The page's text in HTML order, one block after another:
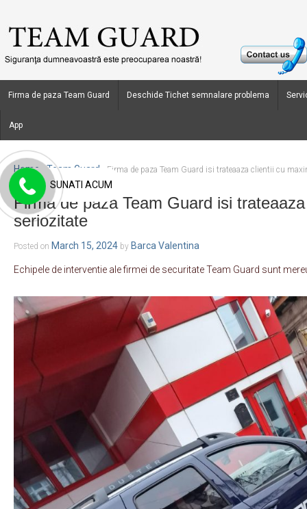
Firma de paza Team Guard Deschide Tichet semnalare problema
App
Home Team Guard Firma de paza Team Guard isi trateaaza clientii cu
Firma de paza Team Guard isi
seriozitate
Posted on March 15, 2024 by Barca Valentina
Echipele de interventie ale firmei de securitate Team Guard sunt
SUNATI ACUM